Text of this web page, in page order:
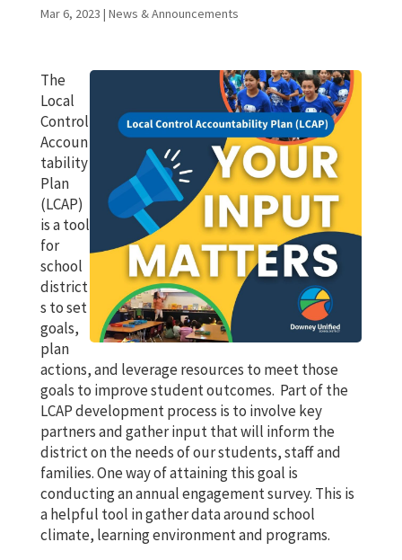
Mar 6, 2023 | News & Announcements
The
Local
Control
Accoun
tability
Plan
(LCAP)
is a tool
for
school
district
s to set
goals,
plan
actions, and leverage resources to meet those
goals to improve student outcomes. Part of the
LCAP development process is to involve key
partners and gather input that will inform the
district on the needs of our students, staff and
families. One way of attaining this goal is
conducting an annual engagement survey. This is
a helpful tool in gather data around school
climate, learning environment and programs.